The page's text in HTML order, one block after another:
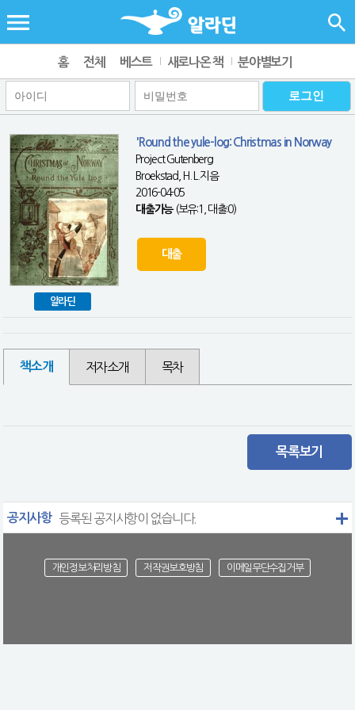
홈 전체 베스트 새로나온 책 분야별보기
알라딘
'Round the yule-log: Christmas in Norway
Project Gutenberg
Broekstad, H. L.지음
2016-04-05
대출가능(보유:1, 대출:0)
대출
책소개 저자소개 목차
목록보기
공지사항 등록된 공지사항이 없습니다.
개인정보처리방침 저작권보호방침 이메일무단수집거부